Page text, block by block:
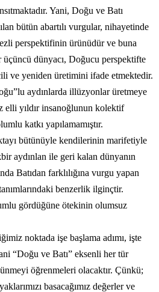
Yani, Doğu ve Batı
bütün abartılı vurgular, nihayetinde
perspektifinin ürünüdür ve buna
üçüncü dünyacı, Doğucu perspektifte
ve yeniden üretimini ifade etmektedir.
aydınlarda illüzyonlar üretmeye
elli yıldır insanoğlunun kolektif
katkı yapılamamıştır.
bütünüyle kendilerinin marifetiyle
aydınlan ile geri kalan dünyanın
Batıdan farklılığına vurgu yapan
benzerlik ilginçtir.
gördüğüne ötekinin olumsuz
noktada işe başlama adımı, işte
“Doğu ve Batı” eksenli her tür
öğrenmeleri olacaktır. Çünkü;
basacağımız değerler ve